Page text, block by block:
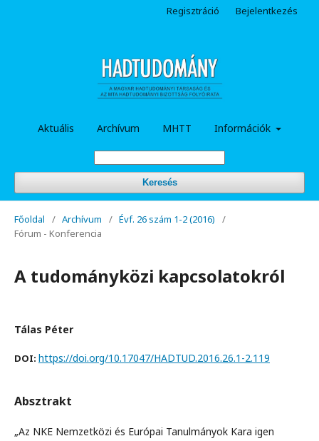
Aktuális Archívum MHTT Információk
Keresés
Regisztráció Bejelentkezés
Főoldal / Archívum / Évf. 26 szám 1-2 (2016)
/
Fórum - Konferencia
A tudományközi kapcsolatokról
Tálas Péter
DOI: https://doi.org/10.17047/HADTUD.2016.26.1-2.119
Absztrakt
„Az NKE Nemzetközi és Európai Tanulmányok Kara igen